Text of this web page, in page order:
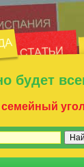
будет